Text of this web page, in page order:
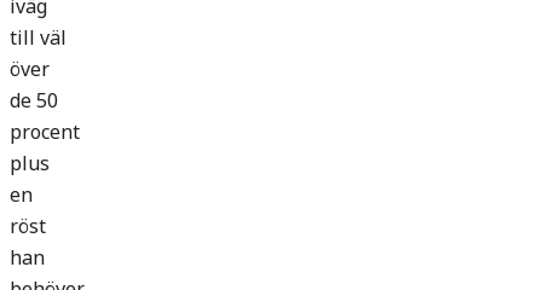
till väl
över
de 50
procent
plus
en
röst
han